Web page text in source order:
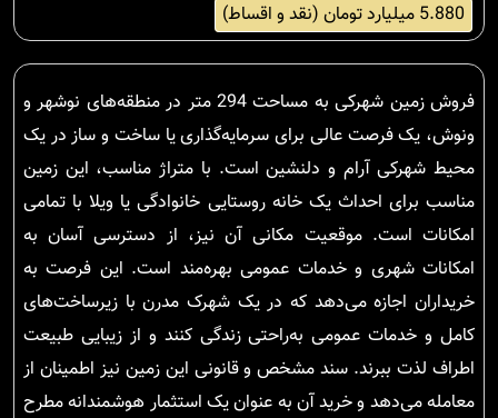
5.880 میلیارد تومان (نقد و اقساط)
فروش زمین شهرکی به مساحت 294 متر در منطقه‌های نوشهر و
ونوش، یک فرصت عالی برای سرمایه‌گذاری یا ساخت و ساز در یک
محیط شهرکی آرام و دلنشین است. با متراژ مناسب، این زمین
مناسب برای احداث یک خانه روستایی خانوادگی یا ویلا با تمامی
امکانات است. موقعیت مکانی آن نیز، از دسترسی آسان به
امکانات شهری و خدمات عمومی بهره‌مند است. این فرصت به
خریداران اجازه می‌دهد که در یک شهرک مدرن با زیرساخت‌های
کامل و خدمات عمومی به‌راحتی زندگی کنند و از زیبایی طبیعت
اطراف لذت ببرند. سند مشخص و قانونی این زمین نیز اطمینان از
معامله می‌دهد و خرید آن به عنوان یک استثمار هوشمندانه مطرح